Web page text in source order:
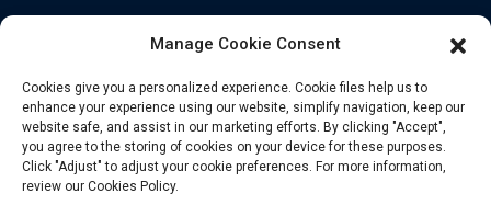
VR
KONTAK
Xi Zhen He Village, Zhong Tang Town,
Bin Hai-distrik, Tian Jin, China
Foon: +86-029-81165337
Manage Cookie Consent
Cookies give you a personalized experience. Cookie files help us to
enhance your experience using our website, simplify navigation, keep our
website safe, and assist in our marketing efforts. By clicking "Accept",
you agree to the storing of cookies on your device for these purposes.
Click "Adjust" to adjust your cookie preferences. For more information,
review our Cookies Policy.